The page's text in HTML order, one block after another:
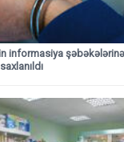
informasiya